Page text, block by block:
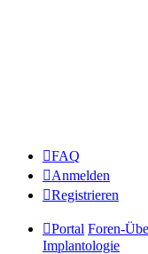
FAQ
Anmelden
Registrieren
Portal Foren-
Implantologie